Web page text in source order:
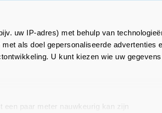
uw IP-adres) met behulp van
als doel gepersonaliseerde advertenties
U kunt kiezen wie uw
een paar meter nauwkeurig kan zijn